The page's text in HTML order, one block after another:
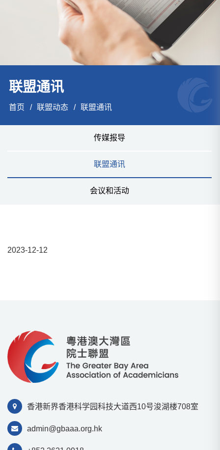
联盟通讯
首页 联盟动态 联盟通讯
传媒报导
联盟通讯
会议和活动
2023-12-12
香港新界香港科学园科技⼤道⻄10号浚湖楼708室
admin@gbaaa.org.hk